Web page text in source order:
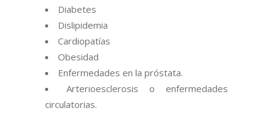
Diabetes
Dislipidemia
Cardiopatías
Obesidad
Enfermedades en la próstata.
Arterioesclerosis o enfermedades
circulatorias.